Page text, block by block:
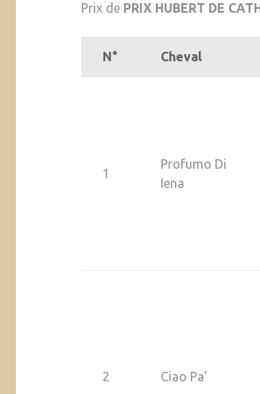
Prix de PRIX HUBERT DE
N° Cheval
1
Profumo Di
Iena
2 Ciao Pa’